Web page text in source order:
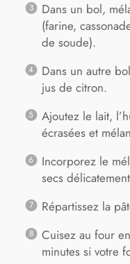
Dans un bol,
(farine,
de soude).
Dans un autre
jus de citron.
Ajoutez le lait,
écrasées et
Incorporez le
secs
Répartissez la
Cuisez au four
minutes si votre